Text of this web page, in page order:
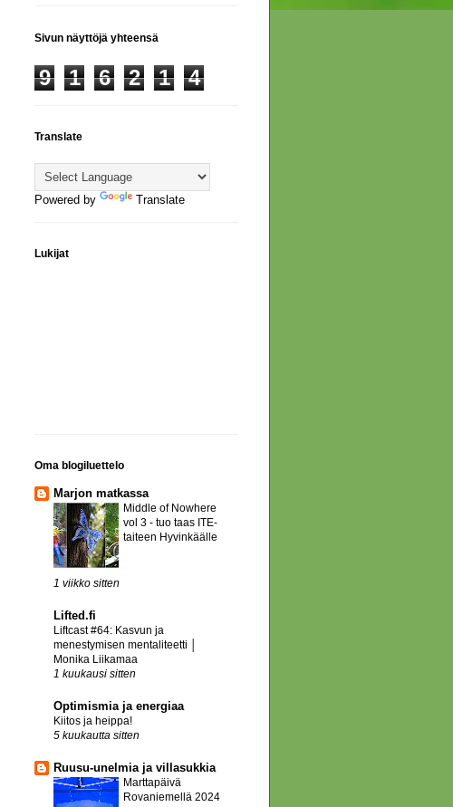
Sivun näyttöjä yhteensä
9 1 6 2 1 4
Translate
Powered by Translate
Lukijat
Oma blogiluettelo
Marjon matkassa
Middle of Nowhere
vol 3 - tuo taas ITE-
taiteen Hyvinkäälle
1 viikko sitten
Lifted.fi
Liftcast #64: Kasvun ja
menestymisen mentaliteetti │
Monika Liikamaa
1 kuukausi sitten
Optimismia ja energiaa
Kiitos ja heippa!
5 kuukautta sitten
Ruusu-unelmia ja villasukkia
Marttapäivä
Rovaniemellä 2024